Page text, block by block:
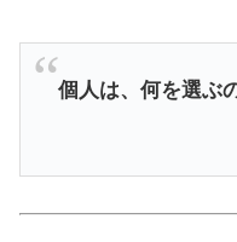
個人は、何を選ぶ